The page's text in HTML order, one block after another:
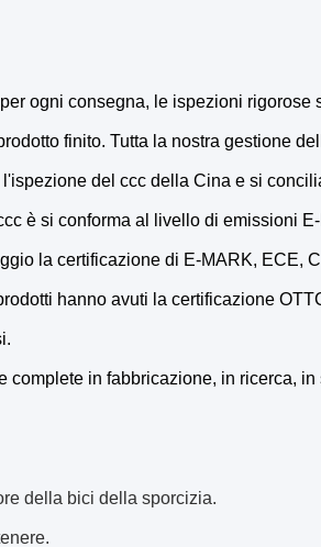
ogni consegna, le ispezioni
finito. Tutta la nostra gestione
del ccc della Cina e si
è si conforma al livello di emissioni
la certificazione di E-MARK, ECE,
hanno avuti la certificazione
complete in fabbricazione, in ricerca,
della bici della sporcizia.